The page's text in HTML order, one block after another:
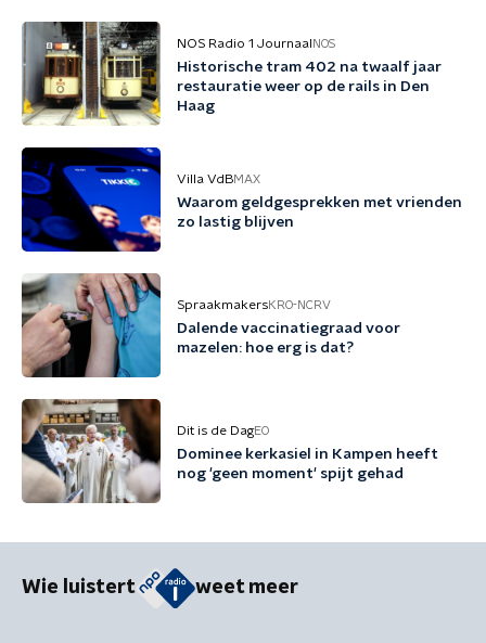
NOS Radio 1 Journaal NOS
Historische tram 402 na twaalf jaar
restauratie weer op de rails in Den
Haag
Villa VdBMAX
Waarom geldgesprekken met vrienden
zo lastig blijven
SpraakmakersKRO-NCRV
Dalende vaccinatiegraad voor
mazelen: hoe erg is dat?
Dit is de DagEO
Dominee kerkasiel in Kampen heeft
nog 'geen moment' spijt gehad
Wie luistert weet meer